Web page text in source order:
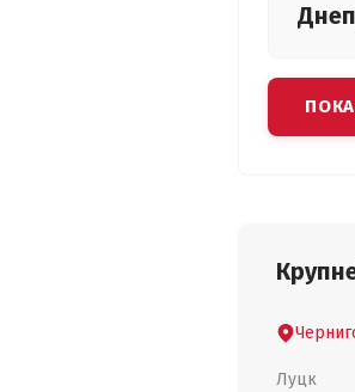
Луцк